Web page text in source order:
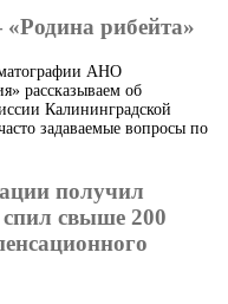
рибейта»
АНО
рассказываем об
Калининградской
задаваемые вопросы по
получил
спил свыше 200